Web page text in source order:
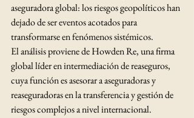
aseguradora global: los riesgos geopolíticos han
dejado de ser eventos acotados para
transformarse en fenómenos sistémicos.
El análisis proviene de Howden Re, una firma
global líder en intermediación de reaseguros,
cuya función es asesorar a aseguradoras y
reaseguradoras en la transferencia y gestión de
riesgos complejos a nivel internacional.